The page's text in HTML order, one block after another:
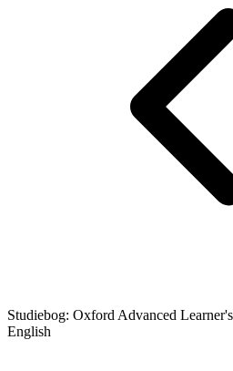
Studiebog: Oxford Advanced
English